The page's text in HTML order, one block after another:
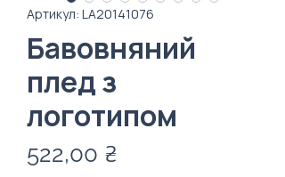
Артикул: LA20141076
Бавовняний
плед з
логотипом
522,00 ₴